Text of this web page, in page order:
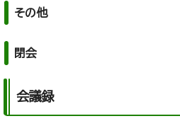
その他
閉会
会議録